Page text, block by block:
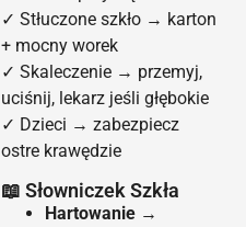
✓ Stłuczone szkło → karton
+ mocny worek
✓ Skaleczenie → przemyj,
uciśnij, lekarz jeśli głębokie
✓ Dzieci → zabezpiecz
ostre krawędzie
📖 Słowniczek Szkła
Hartowanie →